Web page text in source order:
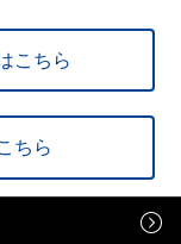
こちら
ちら